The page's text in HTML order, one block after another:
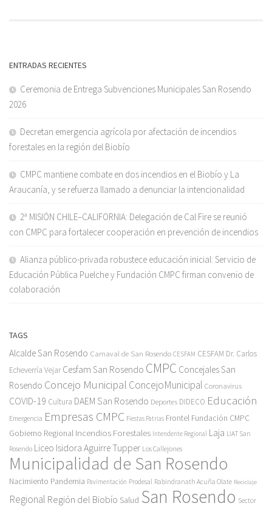
ENTRADAS RECIENTES
Ceremonia de Entrega Subvenciones Municipales San Rosendo
2026
Decretan emergencia agrícola por afectación de incendios
forestales en la región del Biobío
CMPC mantiene combate en dos incendios en el Biobío y La
Araucanía, y se refuerza llamado a denunciar la intencionalidad
2ª MISIÓN CHILE–CALIFORNIA: Delegación de Cal Fire se reunió
con CMPC para fortalecer cooperación en prevención de incendios
Alianza público-privada robustece educación inicial: Servicio de
Educación Pública Puelche y Fundación CMPC firman convenio de
colaboración
TAGS
Alcalde San Rosendo Carnaval de San Rosendo CESFAM CESFAM Dr. Carlos
Echeverría Vejar Cesfam San Rosendo CMPC Concejales San
Rosendo Concejo Municipal ConcejoMunicipal Coronavirus
COVID-19 Cultura DAEM San Rosendo Deportes DIDECO Educación
Emergencia Empresas CMPC Fiestas Patrias Frontel Fundación CMPC
Gobierno Regional Incendios Forestales Intendente Regional Laja LIAT San
Rosendo Liceo Isidora Aguirre Tupper Los Callejones
Municipalidad de San Rosendo
Nacimiento Pandemia Pavimentación Prodesal Rabindranath Acuña Olate Reciclaje
Regional Región del Biobío Salud San Rosendo Sector